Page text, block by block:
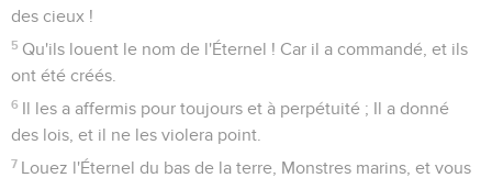
des cieux !
5 Qu'ils louent le nom de l'Éternel ! Car il a commandé, et ils
ont été créés.
6 Il les a affermis pour toujours et à perpétuité ; Il a donné
des lois, et il ne les violera point.
7 Louez l'Éternel du bas de la terre, Monstres marins, et vous